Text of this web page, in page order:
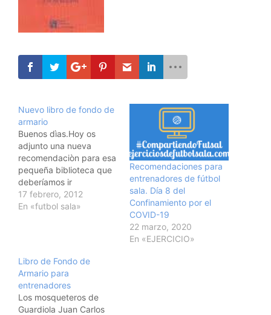
Nuevo libro de fondo de
armario
Buenos dìas.Hoy os
adjunto una nueva
recomendaciòn para esa
pequeña biblioteca que
deberíamos ir
conformando."FÚTBOL
SALA. Táctica
lectura para entender la
rica estructura defensiva
que puede plantearnos
un equipo.Un saludo
17 febrero, 2012
En «futbol sala»
Recomendaciones para
entrenadores de fútbol
sala. Día 8 del
Confinamiento por el
COVID-19
22 marzo, 2020
En «EJERCICIO»
Libro de Fondo de
Armario para
entrenadores
Los mosqueteros de
Guardiola Juan Carlos